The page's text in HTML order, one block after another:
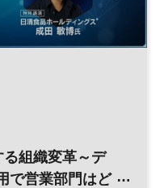
る組織変革～デ
で営業部門はど